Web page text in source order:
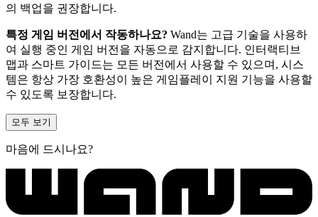
의 백업을 권장합니다.
특정 게임 버전에서 작동하나요? Wand는 고급 기술을 사용하
여 실행 중인 게임 버전을 자동으로 감지합니다. 인터랙티브
맵과 스마트 가이드는 모든 버전에서 사용할 수 있으며, 시스
템은 항상 가장 호환성이 높은 게임플레이 지원 기능을 사용할
수 있도록 보장합니다.
모두 보기
마음에 드시나요?